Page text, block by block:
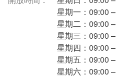
星期一：09:00
星期二：09:00
星期三：09:00
星期四：09:00
星期五：09:00
星期六：09:00